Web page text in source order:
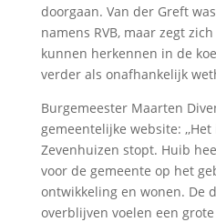
doorgaan. Van der Greft
namens RVB, maar zegt
kunnen herkennen in de
verder als onafhankelijk
Burgemeester Maarten
gemeentelijke website:
Zevenhuizen stopt. Huib
voor de gemeente op het
ontwikkeling en wonen. De
overblijven voelen een